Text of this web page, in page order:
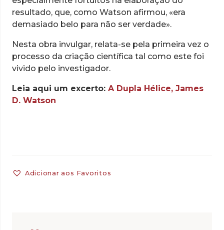
resultado, que, como Watson afirmou, «era
demasiado belo para não ser verdade».
Nesta obra invulgar, relata-se pela primeira vez o
processo da criação científica tal como este foi
vivido pelo investigador.
Leia aqui um excerto: A Dupla Hélice, James
D. Watson
Adicionar aos Favoritos